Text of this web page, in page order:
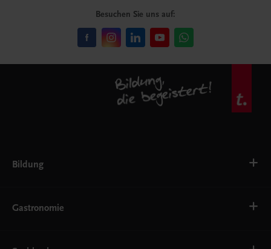
Besuchen Sie uns auf:
Bildung
Ernährung
Gastronomie, Hotellerie, Küche
Gastronomie